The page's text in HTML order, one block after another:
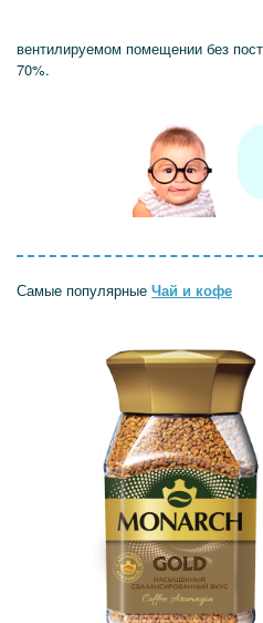
вентилируемом помещении без
70%.
Самые популярные Чай и кофе